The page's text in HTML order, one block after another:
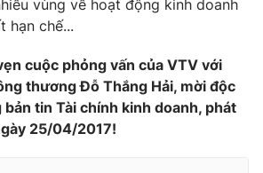
vùng về hoạt động kinh doanh
hạn chế...
cuộc phỏng vấn của VTV với
thương Đỗ Thắng Hải, mời độc
tin Tài chính kinh doanh, phát
25/04/2017!